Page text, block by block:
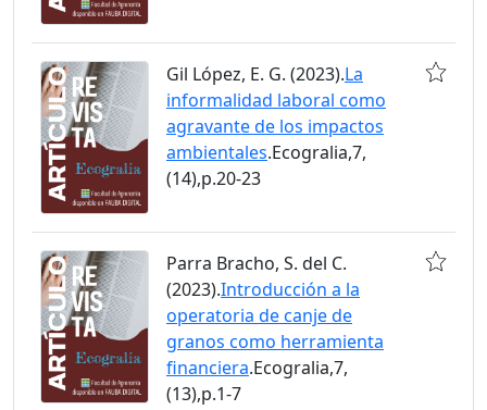
Gil López, E. G. (2023).La
informalidad laboral como
agravante de los impactos
ambientales.Ecogralia,7,
(14),p.20-23
Parra Bracho, S. del C.
(2023).Introducción a la
operatoria de canje de
granos como herramienta
financiera.Ecogralia,7,
(13),p.1-7